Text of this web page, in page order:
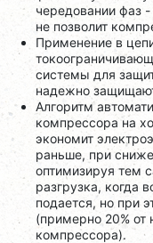
чередовании фаз
не позволит
Применение в
системы для
надежно
Алгоритм
компрессора на
экономит
раньше, при
оптимизируя тем
разгрузка, когда
подается, но при
(примерно 20%
компрессора).